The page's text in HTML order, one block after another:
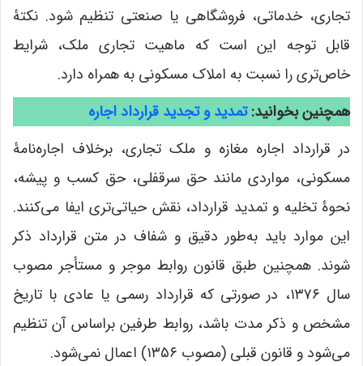
تجاری، خدماتی، فروشگاهی یا صنعتی تنظیم شود. نکتۀ
قابل توجه این است که ماهیت تجاری ملک، شرایط
خاص‌تری را نسبت به املاک مسکونی به همراه دارد.
همچنین بخوانید:تمدید و تجدید قرارداد اجاره
در قرارداد اجاره مغازه و ملک تجاری، برخلاف اجاره‌نامۀ
مسکونی، مواردی مانند حق سرقفلی، حق کسب و پیشه،
نحوۀ تخلیه و تمدید قرارداد، نقش حیاتی‌تری ایفا می‌کنند.
این موارد باید به‌طور دقیق و شفاف در متن قرارداد ذکر
شوند. همچنین طبق قانون روابط موجر و مستأجر مصوب
سال ۱۳۷۶، در صورتی که قرارداد رسمی یا عادی با تاریخ
مشخص و ذکر مدت باشد، روابط طرفین براساس آن تنظیم
می‌شود و قانون قبلی (مصوب ۱۳۵۶) اعمال نمی‌شود.